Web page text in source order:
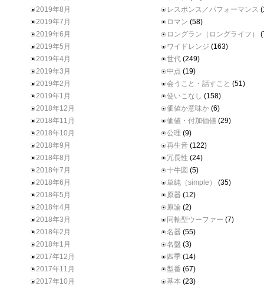
2019年8月
2019年7月
2019年6月
2019年5月
2019年4月
2019年3月
2019年2月
2019年1月
2018年12月
2018年11月
2018年10月
2018年9月
2018年8月
2018年7月
2018年6月
2018年5月
2018年4月
2018年3月
2018年2月
2018年1月
2017年12月
2017年11月
2017年10月
レスポンス／パフォーマンス
ロマン (58)
ロングラン（ロングライフ）
ワイドレンジ (163)
世代 (249)
中点 (19)
会うこと・話すこと (51)
使いこなし (158)
価値か意味か (6)
価値・付加価値 (29)
公理 (9)
再生音 (122)
冗長性 (24)
十牛図 (5)
単純（simple）
(35)
原器 (12)
原論 (2)
同軸型ウーファー (7)
名器 (55)
名盤 (3)
四季 (14)
型番 (67)
基本 (23)